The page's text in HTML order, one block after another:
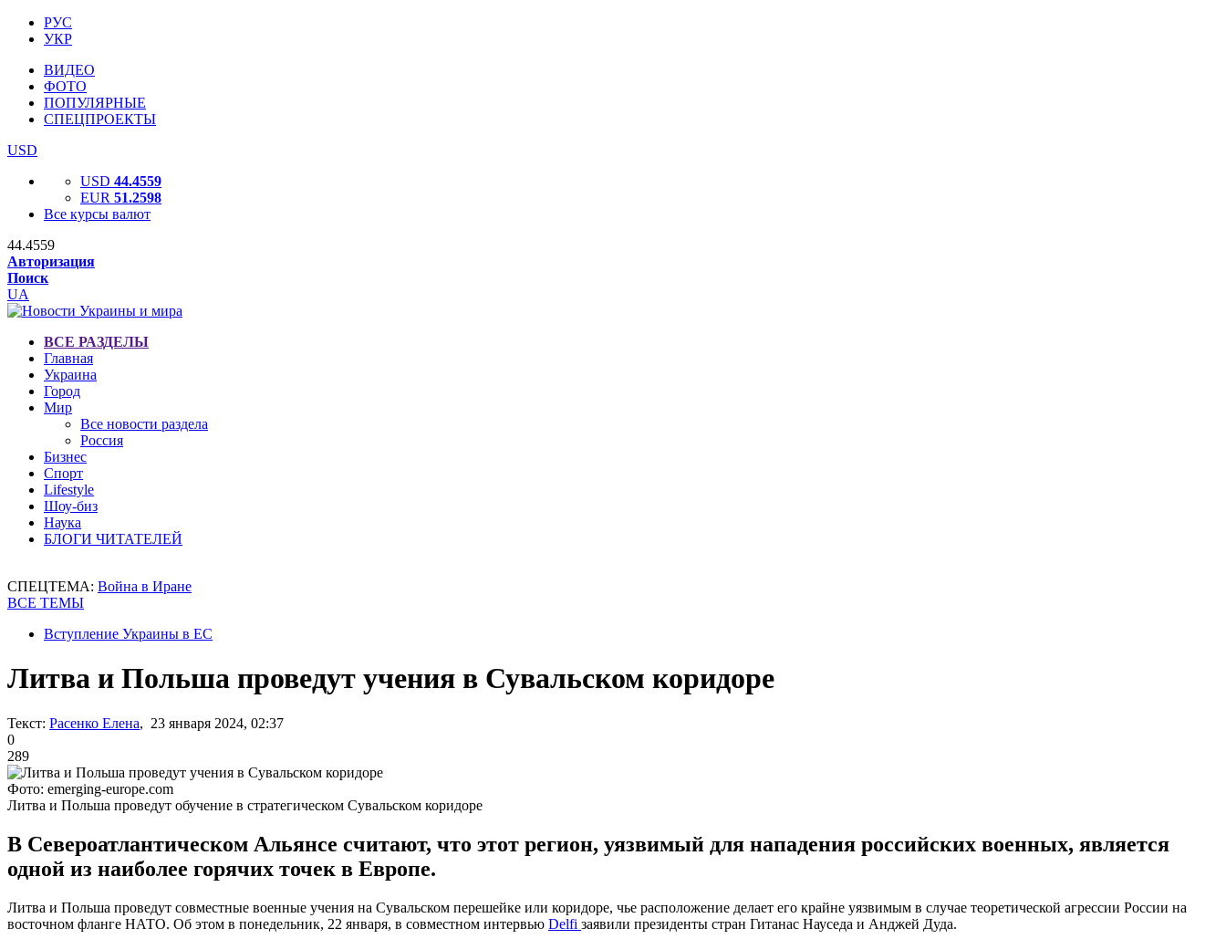
РУС
УКР
ВИДЕО
ФОТО
ПОПУЛЯРНЫЕ
СПЕЦПРОЕКТЫ
USD
USD 44.4559
EUR 51.2598
Все курсы валют
44.4559
Авторизация
Поиск
UA
ВСЕ РАЗДЕЛЫ
Главная
Украина
Город
Мир
Все новости раздела
Россия
Бизнес
Спорт
Lifestyle
Шоу-биз
Наука
БЛОГИ ЧИТАТЕЛЕЙ
СПЕЦТЕМА: Война в Иране
ВСЕ ТЕМЫ
Вступление Украины в ЕС
Литва и Польша проведут учения в Сувальском коридоре
Текст: Расенко Елена, 23 января 2024, 02:37
0
289
Фото: emerging-europe.com
Литва и Польша проведут обучение в стратегическом Сувальском коридоре
В Североатлантическом Альянсе считают, что этот регион, уязвимый для нападения российских военных, является
одной из наиболее горячих точек в Европе.
Литва и Польша проведут совместные военные учения на Сувальском перешейке или коридоре, чье расположение делает его крайне уязвимым в случае теоретической агрессии России на
восточном фланге НАТО. Об этом в понедельник, 22 января, в совместном интервью Delfi заявили президенты стран Гитанас Науседа и Анджей Дуда.